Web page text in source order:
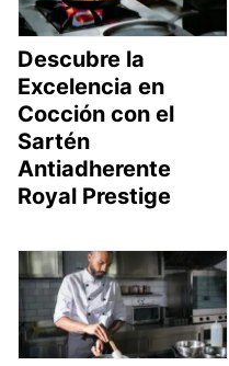
Descubre la
Excelencia en
Cocción con el
Sartén
Antiadherente
Royal Prestige